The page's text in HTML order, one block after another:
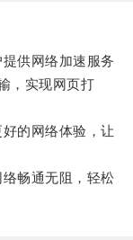
供网络加速服务
，实现网页打
的网络体验，让
畅通无阻，轻松